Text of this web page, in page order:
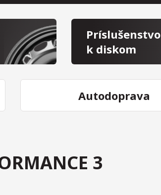
Príslušenstvo
k diskom
Autodoprava
3